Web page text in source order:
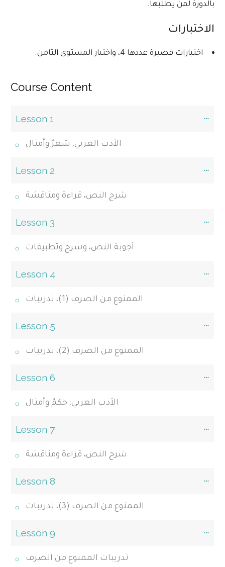
بالدورة لمن يطلبها.
الاختبارات
اختبارات قصيرة عددها 4، واختبار المستوى الثامن.
Course Content
Lesson 1
الأدب العربي: شعرٌ وأمثال
Lesson 2
شرح النص، قراءة ومناقشة
Lesson 3
أجوبة النص، وشرح وتطبيقات
Lesson 4
الممنوع من الصرف (1)، تدريبات
Lesson 5
الممنوع من الصرف (2)، تدريبات
Lesson 6
الأدب العربي: حكمٌ وأمثال
Lesson 7
شرح النص، قراءة ومناقشة
Lesson 8
الممنوع من الصرف (3)، تدريبات
Lesson 9
تدريبات الممنوع من الصرف